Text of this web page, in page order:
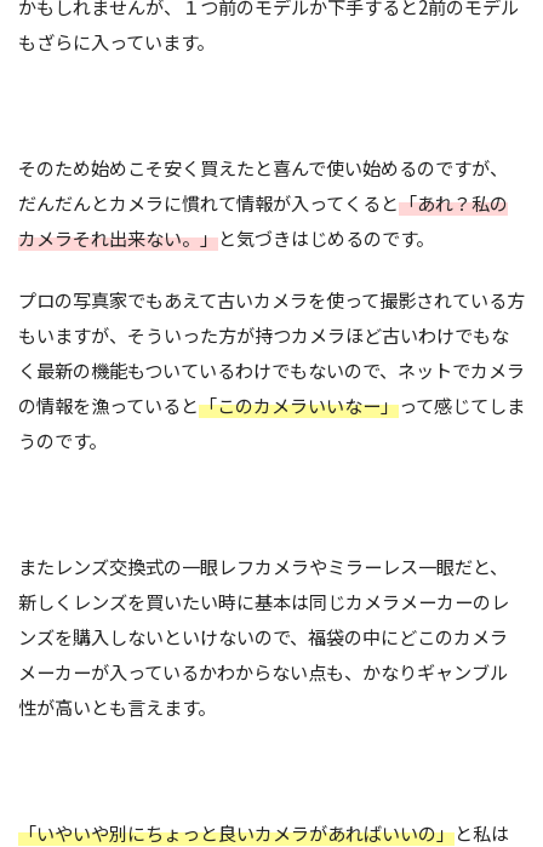
かもしれませんが、１つ前のモデルか下手すると2前のモデル
もざらに入っています。
そのため始めこそ安く買えたと喜んで使い始めるのですが、
だんだんとカメラに慣れて情報が入ってくると「あれ？私の
カメラそれ出来ない。」と気づきはじめるのです。
プロの写真家でもあえて古いカメラを使って撮影されている方
もいますが、そういった方が持つカメラほど古いわけでもな
く最新の機能もついているわけでもないので、ネットでカメラ
の情報を漁っていると「このカメラいいなー」って感じてしま
うのです。
またレンズ交換式の一眼レフカメラやミラーレス一眼だと、
新しくレンズを買いたい時に基本は同じカメラメーカーのレ
ンズを購入しないといけないので、福袋の中にどこのカメラ
メーカーが入っているかわからない点も、かなりギャンブル
性が高いとも言えます。
「いやいや別にちょっと良いカメラがあればいいの」と私は